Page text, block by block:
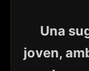
Una
joven,